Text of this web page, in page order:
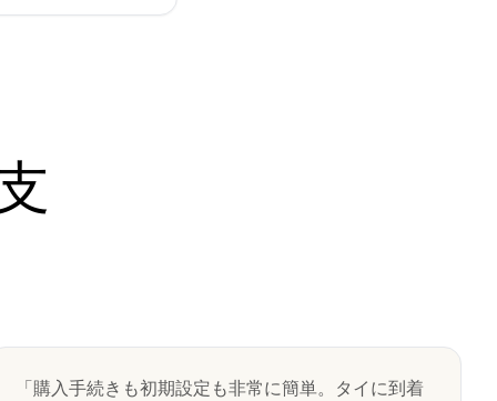
「購入手続きも初期設定も非常に簡単。タイに到着